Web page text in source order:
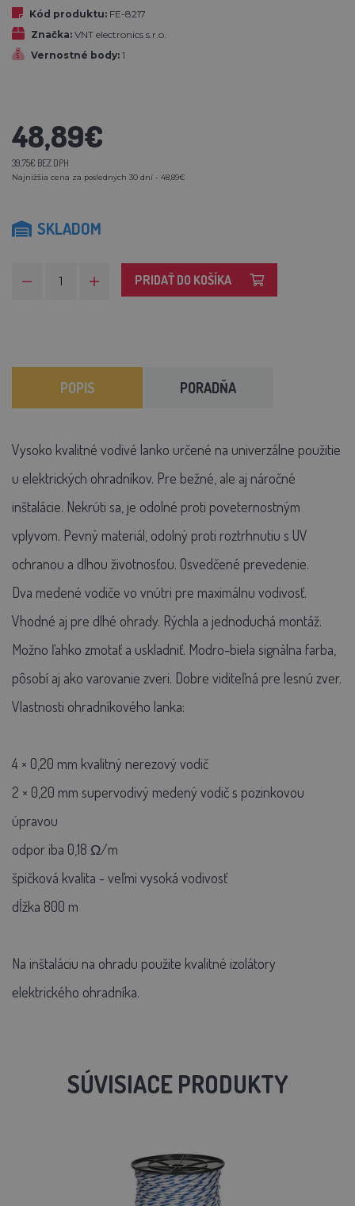
Kód produktu: FE-8217
Značka: VNT electronics s.r.o.
Vernostné body: 1
48,89€
39,75€ BEZ DPH
Najnižšia cena za posledných 30 dní - 48,89€
SKLADOM
PRIDAŤ DO KOŠÍKA
POPIS PORADŇA
Vysoko kvalitné vodivé lanko určené na univerzálne použitie
u elektrických ohradníkov. Pre bežné, ale aj náročné
inštalácie. Nekrúti sa, je odolné proti poveternostným
vplyvom. Pevný materiál, odolný proti roztrhnutiu s UV
ochranou a dlhou životnosťou. Osvedčené prevedenie.
Dva medené vodiče vo vnútri pre maximálnu vodivosť.
Vhodné aj pre dlhé ohrady. Rýchla a jednoduchá montáž.
Možno ľahko zmotať a uskladniť. Modro-biela signálna farba,
pôsobí aj ako varovanie zveri. Dobre viditeľná pre lesnú zver.
Vlastnosti ohradníkového lanka:
4 × 0,20 mm kvalitný nerezový vodič
2 × 0,20 mm supervodivý medený vodič s pozinkovou
úpravou
odpor iba 0,18 Ω/m
špičková kvalita - veľmi vysoká vodivosť
dĺžka 800 m
Na inštaláciu na ohradu použite kvalitné izolátory
elektrického ohradníka.
SÚVISIACE PRODUKTY